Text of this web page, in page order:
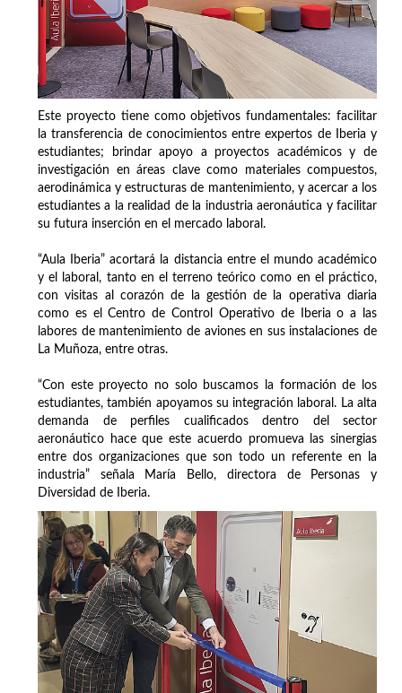
Este proyecto tiene como objetivos fundamentales: facilitar
la transferencia de conocimientos entre expertos de Iberia y
estudiantes; brindar apoyo a proyectos académicos y de
investigación en áreas clave como materiales compuestos,
aerodinámica y estructuras de mantenimiento, y acercar a los
estudiantes a la realidad de la industria aeronáutica y facilitar
su futura inserción en el mercado laboral.
“Aula Iberia” acortará la distancia entre el mundo académico
y el laboral, tanto en el terreno teórico como en el práctico,
con visitas al corazón de la gestión de la operativa diaria
como es el Centro de Control Operativo de Iberia o a las
labores de mantenimiento de aviones en sus instalaciones de
La Muñoza, entre otras.
“Con este proyecto no solo buscamos la formación de los
estudiantes, también apoyamos su integración laboral. La alta
demanda de perfiles cualificados dentro del sector
aeronáutico hace que este acuerdo promueva las sinergias
entre dos organizaciones que son todo un referente en la
industria” señala María Bello, directora de Personas y
Diversidad de Iberia.